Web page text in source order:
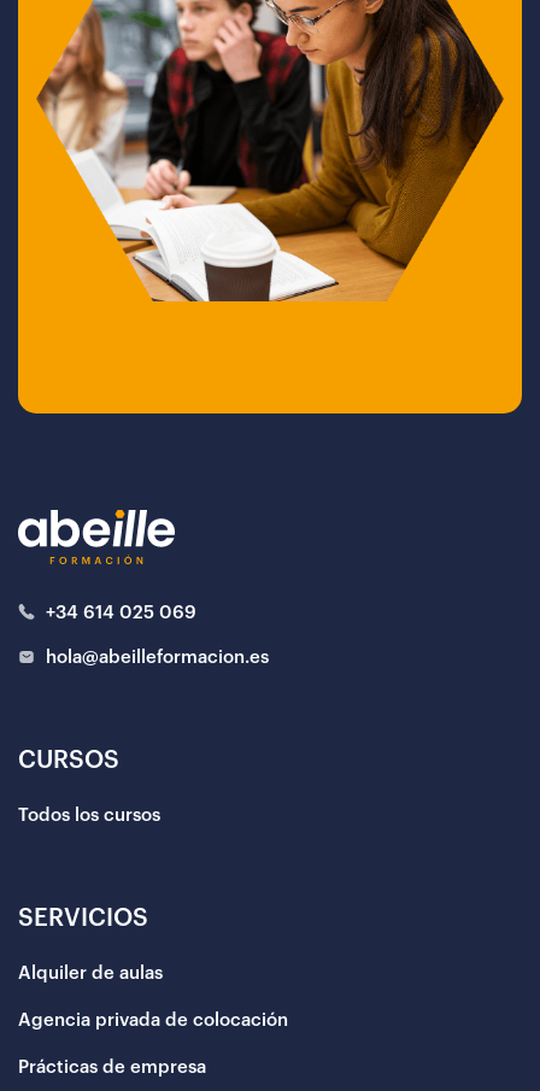
+34 614 025 069
hola@abeilleformacion.es
CURSOS
Todos los cursos
SERVICIOS
Alquiler de aulas
Agencia privada de colocación
Prácticas de empresa